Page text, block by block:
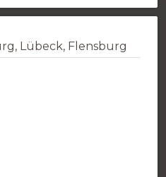
Lübeck, Flensburg